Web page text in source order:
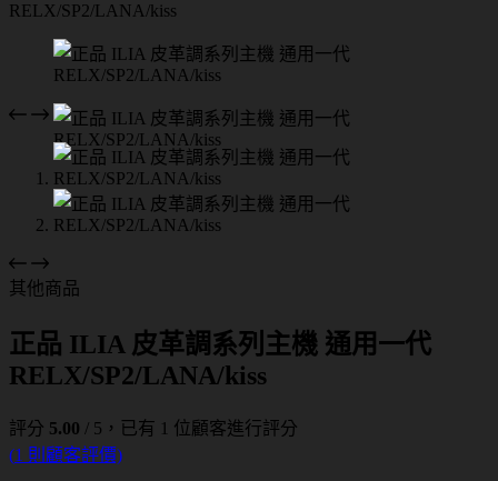
RELX/SP2/LANA/kiss
其他商品
正品 ILIA 皮革調系列主機 通用一代
RELX/SP2/LANA/kiss
評分 5.00 / 5，已有 1 位顧客進行評分
(1 則顧客評價)